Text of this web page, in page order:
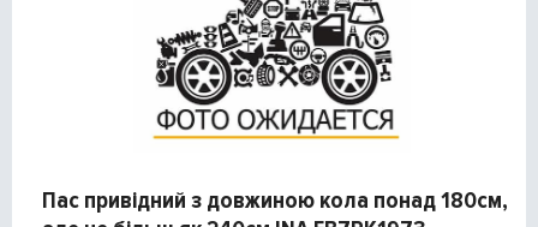
Пас привідний з довжиною кола понад 180см,